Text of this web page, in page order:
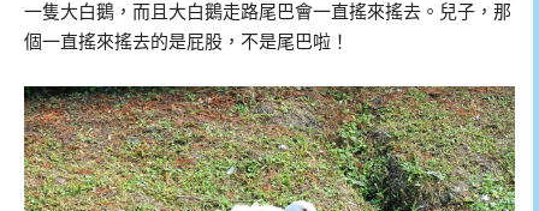
一隻大白鵝，而且大白鵝走路尾巴會一直搖來搖去。兒子，那
個一直搖來搖去的是屁股，不是尾巴啦！